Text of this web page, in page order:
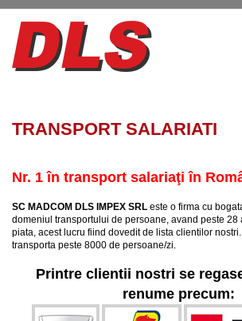
TRANSPORT SALARIATI
Nr. 1 în transport salariaţi în
SC MADCOM DLS IMPEX SRL este o firma cu
domeniul transportului de persoane, avand peste 28
piata, acest lucru fiind dovedit de lista clientilor
transporta peste 8000 de persoane/zi.
Printre clientii nostri se
renume precum: